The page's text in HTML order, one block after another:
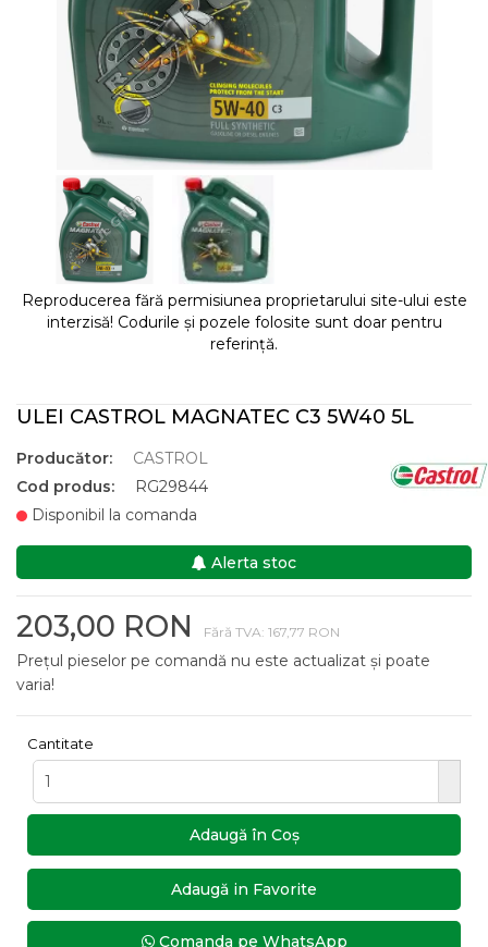
Reproducerea fără permisiunea proprietarului site-ului este
interzisă! Codurile și pozele folosite sunt doar pentru
referință.
ULEI CASTROL MAGNATEC C3 5W40 5L
Producător:
CASTROL
Cod produs:
RG29844
Disponibil la comanda
Alerta stoc
203,00 RON Fără TVA: 167,77 RON
Prețul pieselor pe comandă nu este actualizat și poate
varia!
Cantitate
Adaugă în Coş
Adaugă in Favorite
Comanda pe WhatsApp